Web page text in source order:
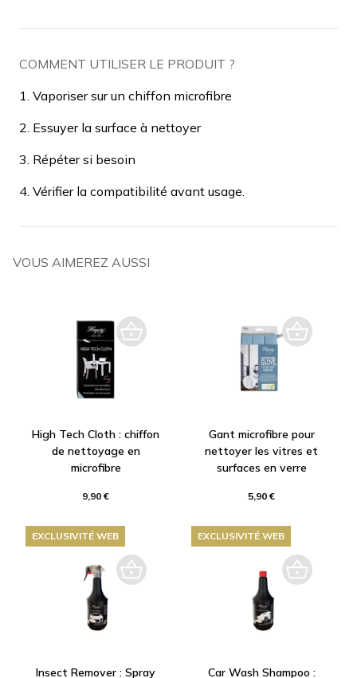
COMMENT UTILISER LE PRODUIT ?
1. Vaporiser sur un chiffon microfibre
2. Essuyer la surface à nettoyer
3. Répéter si besoin
4. Vérifier la compatibilité avant usage.
VOUS AIMEREZ AUSSI
High Tech Cloth : chiffon
de nettoyage en
microfibre
9,90 €
Gant microfibre pour
nettoyer les vitres et
surfaces en verre
5,90 €
Insect Remover : Spray
EXCLUSIVITÉ WEB
Car Wash Shampoo :
EXCLUSIVITÉ WEB